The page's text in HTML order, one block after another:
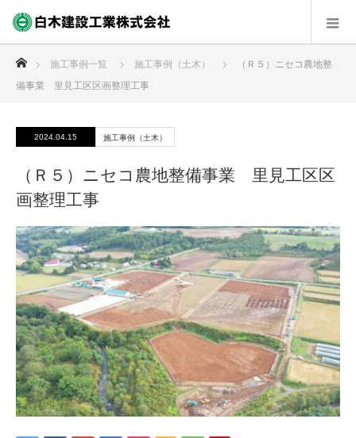
ホーム
施工事例一覧 施工事例（土木）
（Ｒ５）ニセコ農地整
備事業 里見工区区画整理工事
2024.04.15 施工事例（土木）
（Ｒ５）ニセコ農地整備事業 里見工区区
画整理工事